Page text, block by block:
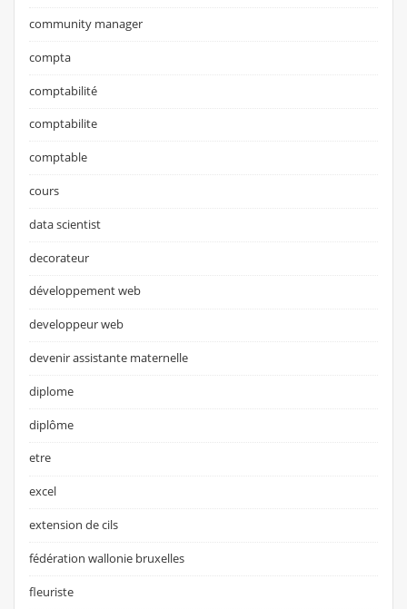
community manager
compta
comptabilité
comptabilite
comptable
cours
data scientist
decorateur
développement web
developpeur web
devenir assistante maternelle
diplome
diplôme
etre
excel
extension de cils
fédération wallonie bruxelles
fleuriste